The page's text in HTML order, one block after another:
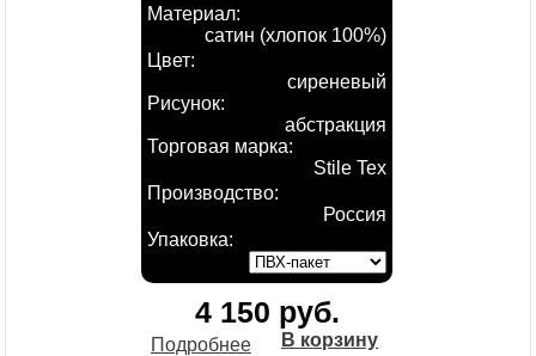
Материал:
сатин (хлопок 100%)
Цвет:
сиреневый
Рисунок:
абстракция
Торговая марка:
Stile Tex
Производство:
Россия
Упаковка:
4 150 руб.
Подробнее В корзину